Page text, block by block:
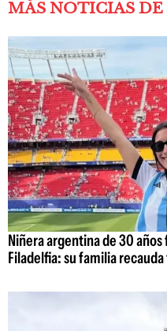
MÁS NOTICIAS
Niñera argentina de 30
Filadelfia: su familia